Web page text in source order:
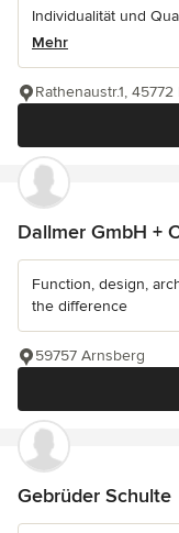
Individualität und
Mehr
Rathenaustr.1, 45772
Dallmer GmbH +
Function, design,
the difference
59757 Arnsberg
Gebrüder Schulte